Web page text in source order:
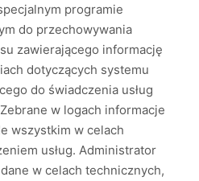
programie
do przechowywania
zawierającego informację
dotyczących systemu
do świadczenia usług
w logach informacje
wszystkim w celach
usług. Administrator
w celach technicznych,